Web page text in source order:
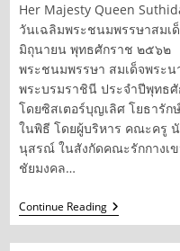
Her Majesty Queen
วันเฉลิมพระชนมพรรษาสมเ
มิถุนายน พุทธศักราช ๒๕๖
พระชนมพรรษา สมเด็จพระ
พระบรมราชินี ประจำปีพุทธ
โดยซิสเตอร์บุญเลิศ โยธารัก
ในพิธี โดยผู้บริหาร คณะครู นั
นุสรณ์ ในสังกัดคณะรักกางเ
ชัยมงคล…
Continue Readingพิธี
ถวาย